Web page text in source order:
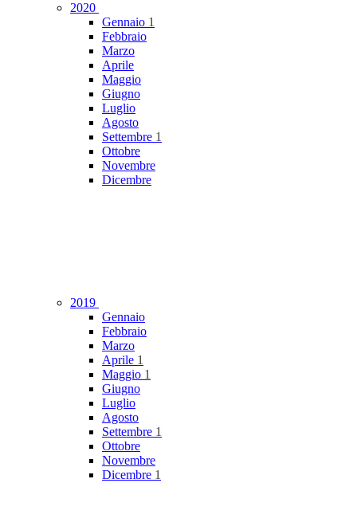
2020
Gennaio 1
Febbraio
Marzo
Aprile
Maggio
Giugno
Luglio
Agosto
Settembre 1
Ottobre
Novembre
Dicembre
2019
Gennaio
Febbraio
Marzo
Aprile 1
Maggio 1
Giugno
Luglio
Agosto
Settembre 1
Ottobre
Novembre
Dicembre 1